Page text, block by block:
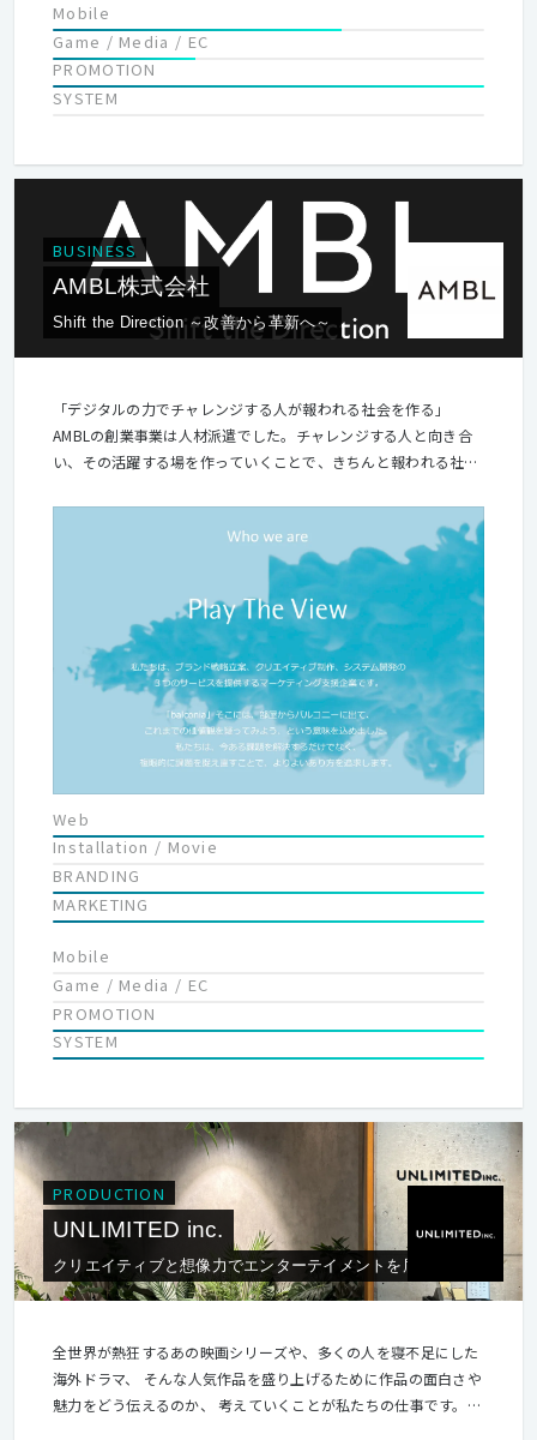
クリエイター集団であり続けることが、アナイスカンパニー最大
のミッションであると同時に在るべき形です。
Mobile
Game / Media / EC
PROMOTION
SYSTEM
BUSINESS
AMBL株式会社
Shift the Direction ～改善から革新へ～
「デジタルの力でチャレンジする人が報われる社会を作る」
AMBLの創業事業は人材派遣でした。チャレンジする人と向き合
い、その活躍する場を作っていくことで、きちんと報われる社会
あるのはチャレンジする人です。また、お客さま企業の中でDXを
推進するかたも同様にチャレンジする人だと考えています。
Web
Installation / Movie
BRANDING
MARKETING
Mobile
Game / Media / EC
PROMOTION
SYSTEM
PRODUCTION
UNLIMITED inc.
クリエイティブと想像力でエンターテイメントを届けます。
全世界が熱狂するあの映画シリーズや、多くの人を寝不足にした
海外ドラマ、 そんな人気作品を盛り上げるために作品の面白さや
魅力をどう伝えるのか、 考えていくことが私たちの仕事です。